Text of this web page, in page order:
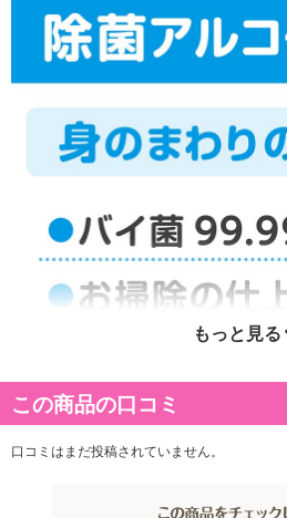
もっと見る
この商品の口コミ
口コミはまだ投稿されていません。